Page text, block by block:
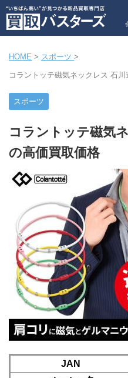
HOME > スポーツ >
コラントッテ磁気ネックレス 石
スポーツ
コラントッテ磁気
の高価買取価格
JAN